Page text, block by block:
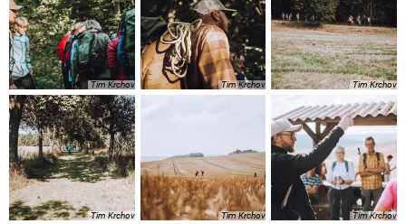
Tim Krchov Tim Krchov Tim Krchov
Tim Krchov Tim Krchov Tim Krchov